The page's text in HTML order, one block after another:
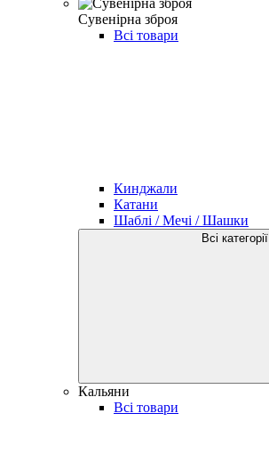
Сувенірна зброя
Всі товари
Кинджали
Катани
Шаблі / Мечі / Шашки
Всі категорії
Кальяни
Всі товари